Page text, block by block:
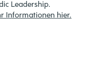
Leadership.
Informationen hier.